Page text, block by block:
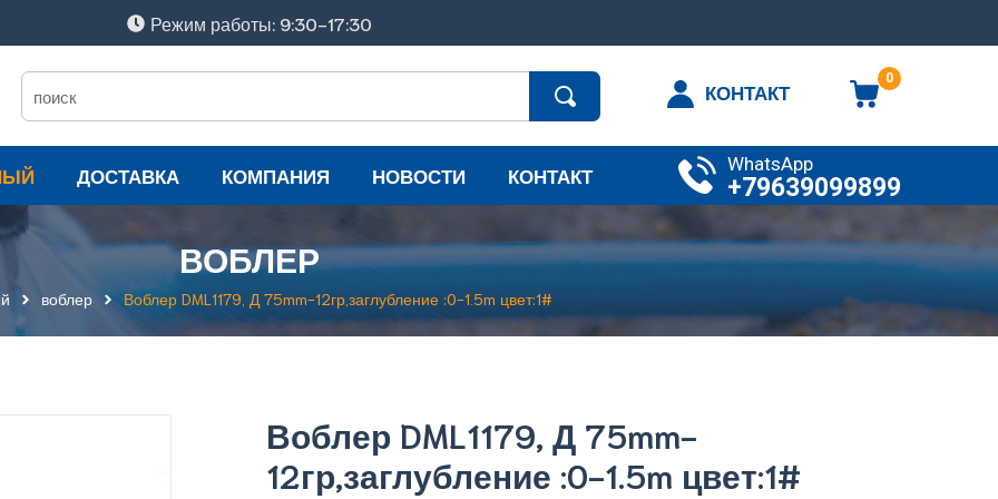
Режим работы: 9:30-17:30
0
КОНТАКТ
ДОСТАВКА КОМПАНИЯ НОВОСТИ КОНТАКТ WhatsApp
+79639099899
ВОБЛЕР
воблер Воблер DML1179, Д 75mm-12гр,заглубление :0-1.5m цвет:1#
Воблер DML1179, Д 75mm-
12гр,заглубление :0-1.5m цвет:1#